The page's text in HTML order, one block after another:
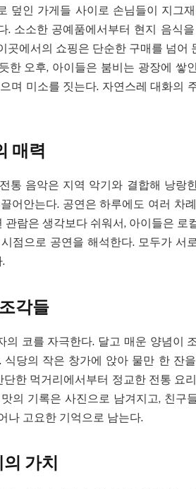
덮인 가게들 사이로 손님들이 지그
소소한 공예품에서부터 현지 음식
곳에서의 쇼핑은 단순한 구매를 넘어
한 오후, 아이들은 붐비는 광장에 쌓
며 미소를 짓는다. 자연스레 대화의
매력
통 음악은 지역 악기와 결합해 낭랑
어안는다. 공연은 하루에도 여러 차
람은 생각보다 쉬워서, 아이들은 로
점으로 공연을 해석한다. 모두가 서
각들
코를 자극한다. 달고 매운 양념이
당의 작은 창가에 앉아 물만 한 잔
한 먹거리에서부터 정교한 전통 요
의 기록은 사진으로 남겨지고, 친구
나 고요한 기억으로 남는다.
가치